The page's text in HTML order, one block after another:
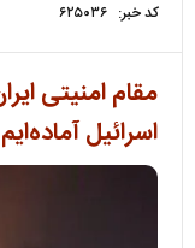
کد خبر: ۶۲۵۰۳۶
مقام امنیتی
اسرائیل آماده‌ایم